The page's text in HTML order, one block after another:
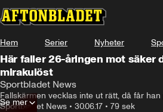
Hem Serier Nyheter
Här faller 26-åringen mot säker
mirakulöst
Sportbladet News
Fallskärmen vecklas inte ut rätt, då får han
Sportbladet News • 30.06.17 • 79 sek
Se mer